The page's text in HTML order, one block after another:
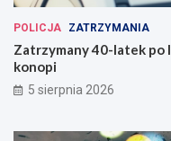
POLICJA ZATRZYMANIA
Zatrzymany 40-latek
konopi
5 sierpnia 2026